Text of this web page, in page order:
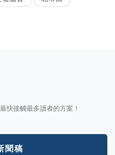
快接觸最多讀者的方案！
聞稿